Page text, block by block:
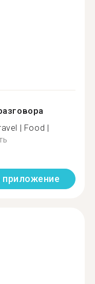
| Food |
приложение